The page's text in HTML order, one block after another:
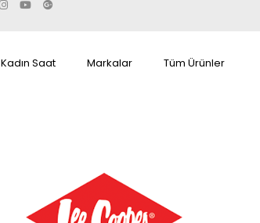
Kadın Saat Markalar Tüm Ürünler